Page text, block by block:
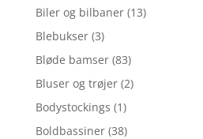
Biler og bilbaner (13)
Blebukser (3)
Bløde bamser (83)
Bluser og trøjer (2)
Bodystockings (1)
Boldbassiner (38)